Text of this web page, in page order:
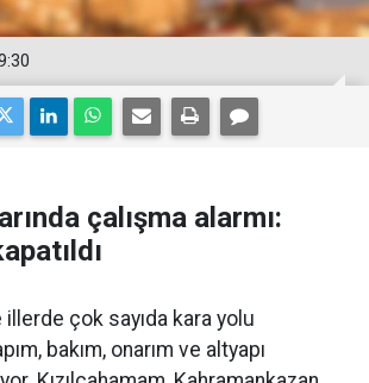
çalışma alarmı:
çok sayıda kara yolu
bakım, onarım ve altyapı